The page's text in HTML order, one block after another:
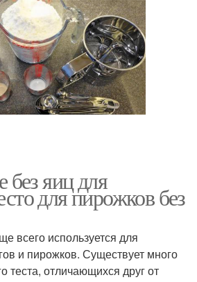
без яиц для
для пирожков без
всего используется для
и пирожков. Существует много
теста, отличающихся друг от